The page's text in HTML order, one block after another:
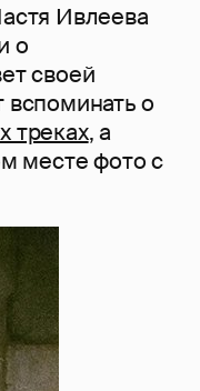
Ивлеева
о
своей
о
треках, а
месте фото с